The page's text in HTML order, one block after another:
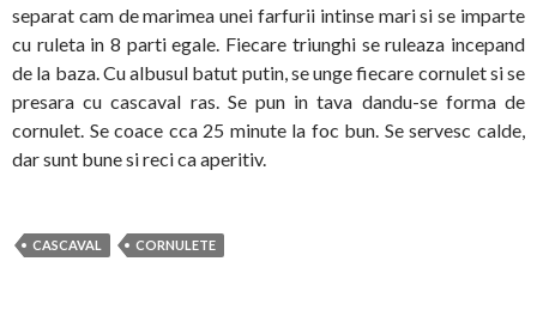
separat cam de marimea unei farfurii intinse mari si se imparte
cu ruleta in 8 parti egale. Fiecare triunghi se ruleaza incepand
de la baza. Cu albusul batut putin, se unge fiecare cornulet si se
presara cu cascaval ras. Se pun in tava dandu-se forma de
cornulet. Se coace cca 25 minute la foc bun. Se servesc calde,
dar sunt bune si reci ca aperitiv.
CASCAVAL CORNULETE